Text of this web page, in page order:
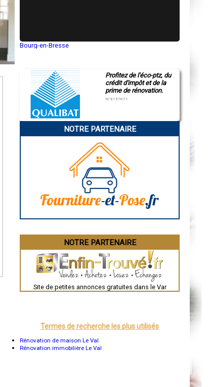
Bourg-en-Bresse
Gap
Nice
Annonay
Charleville-Mézières
Troyes
Narbonne
Marseille
Saint-Brieuc
Besançon
Évreux
Brest
Nîmes
Toulouse
Montpellier
Blois
Saint-Étienne
Profitez de l'éco-ptz, du
crédit d'impôt et de la
prime de rénovation.
N°E157671
NOTRE PARTENAIRE
NOTRE PARTENAIRE
Site de petites annonces gratuites dans le Var
Termes de recherche les plus utilisés
Rénovation de maison Le Val
Rénovation immobilière Le Val